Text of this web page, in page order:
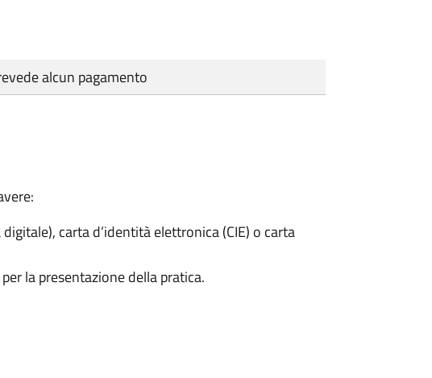
alcun pagamento
carta d’identità elettronica (CIE) o carta
la presentazione della pratica.